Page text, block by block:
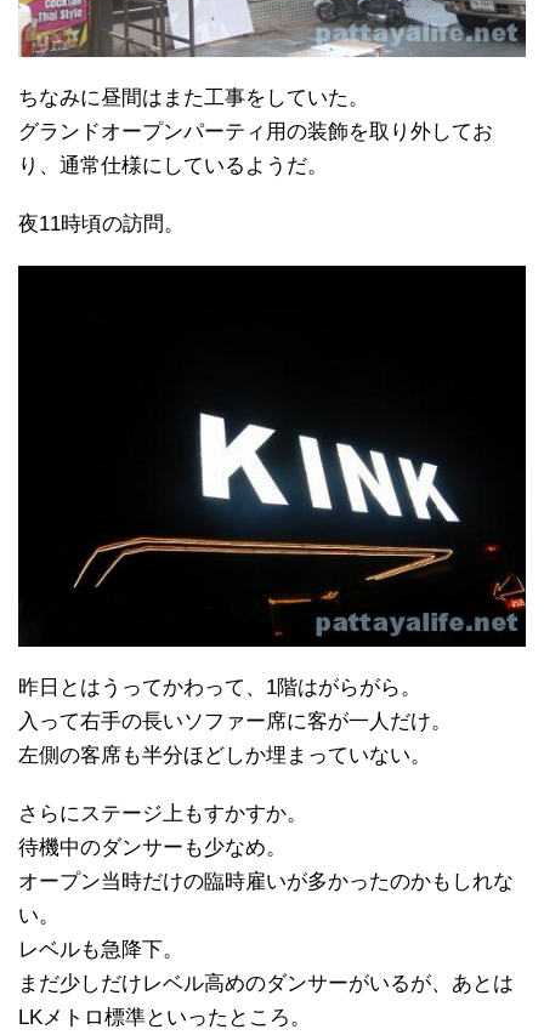
ちなみに昼間はまた工事をしていた。
グランドオープンパーティ用の装飾を取り外してお
り、通常仕様にしているようだ。
夜11時頃の訪問。
昨日とはうってかわって、1階はがらがら。
入って右手の長いソファー席に客が一人だけ。
左側の客席も半分ほどしか埋まっていない。
さらにステージ上もすかすか。
待機中のダンサーも少なめ。
オープン当時だけの臨時雇いが多かったのかもしれな
い。
レベルも急降下。
まだ少しだけレベル高めのダンサーがいるが、あとは
LKメトロ標準といったところ。